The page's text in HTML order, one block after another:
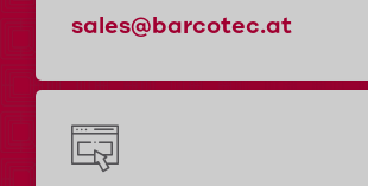
sales@barcotec.at